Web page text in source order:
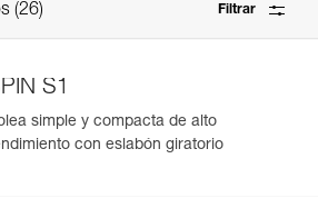
26 Filtrar
S1
simple y compacta de alto
con eslabón giratorio